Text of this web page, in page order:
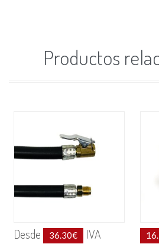
Productos
Desde 36.30€
IVA